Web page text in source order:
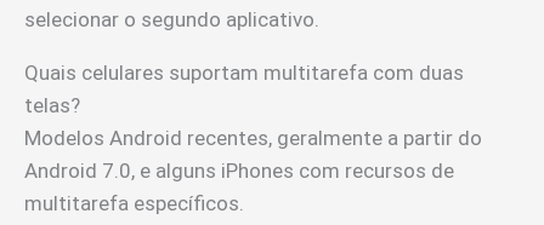
selecionar o segundo aplicativo.
Quais celulares suportam multitarefa com duas
telas?
Modelos Android recentes, geralmente a partir do
Android 7.0, e alguns iPhones com recursos de
multitarefa específicos.